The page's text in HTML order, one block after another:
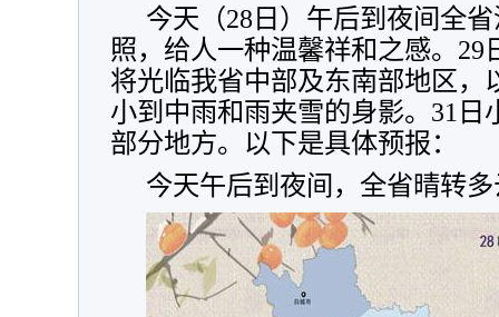
今天（28日）午后到夜间全
照，给人一种温馨祥和之感。29
将光临我省中部及东南部地区，
小到中雨和雨夹雪的身影。31日
部分地方。以下是具体预报：
今天午后到夜间，全省晴转